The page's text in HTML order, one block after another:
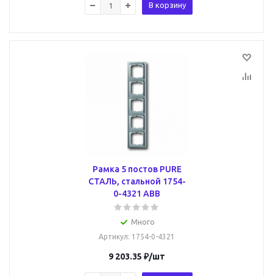
В корзину
Рамка 5 постов PURE
СТАЛЬ, стальной 1754-
0-4321 ABB
Много
Артикул: 1754-0-4321
9 203.35 ₽/шт